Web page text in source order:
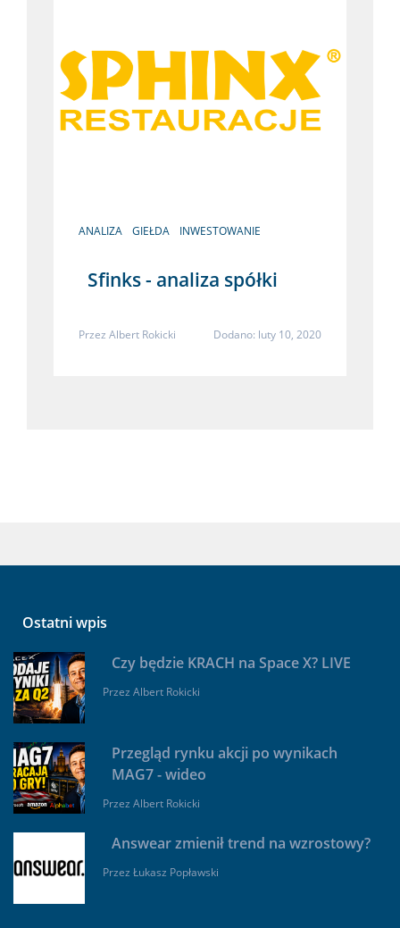
ANALIZA GIEŁDA INWESTOWANIE
Sfinks - analiza spółki
Przez Albert Rokicki Dodano: luty 10, 2020
Ostatni wpis
Czy będzie KRACH na Space X? LIVE
Przez Albert Rokicki
Przegląd rynku akcji po wynikach
MAG7 - wideo
Przez Albert Rokicki
Answear zmienił trend na wzrostowy?
Przez Łukasz Popławski